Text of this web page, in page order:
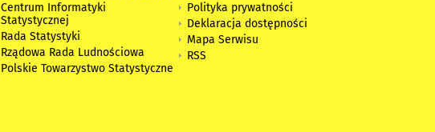
Centrum Informatyki
Statystycznej
Rada Statystyki
Rządowa Rada Ludnościowa
Polskie Towarzystwo Statystyczne
Polityka prywatności
Deklaracja dostępności
Mapa Serwisu
RSS